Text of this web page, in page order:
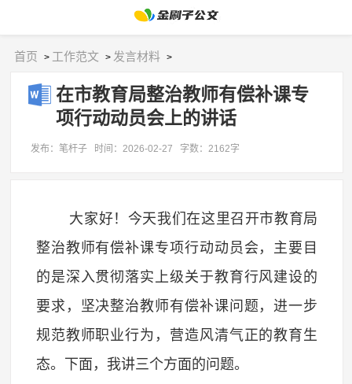
首页 > 工作范文 > 发言材料 >
在市教育局整治教师有偿补课专
项行动动员会上的讲话
发布：笔杆子 时间：2026-02-27 字数：2162字
大家好！今天我们在这里召开市教育局
整治教师有偿补课专项行动动员会，主要目
的是深入贯彻落实上级关于教育行风建设的
要求，坚决整治教师有偿补课问题，进一步
规范教师职业行为，营造风清气正的教育生
态。下面，我讲三个方面的问题。